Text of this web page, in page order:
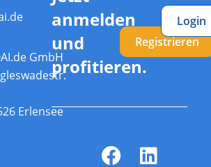
GmbH
Erlensee
anmelden
und
profitieren.
Registrieren
Login